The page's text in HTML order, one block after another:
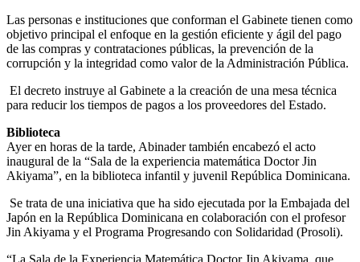
Las personas e instituciones que conforman el Gabinete tienen como
objetivo principal el enfoque en la gestión eficiente y ágil del pago
de las compras y contrataciones públicas, la prevención de la
corrupción y la integridad como valor de la Administración Pública.
El decreto instruye al Gabinete a la creación de una mesa técnica
para reducir los tiempos de pagos a los proveedores del Estado.
Biblioteca
Ayer en horas de la tarde, Abinader también encabezó el acto
inaugural de la “Sala de la experiencia matemática Doctor Jin
Akiyama”, en la biblioteca infantil y juvenil República Dominicana.
Se trata de una iniciativa que ha sido ejecutada por la Embajada del
Japón en la República Dominicana en colaboración con el profesor
Jin Akiyama y el Programa Progresando con Solidaridad (Prosoli).
“La Sala de la Experiencia Matemática Doctor Jin Akiyama, que